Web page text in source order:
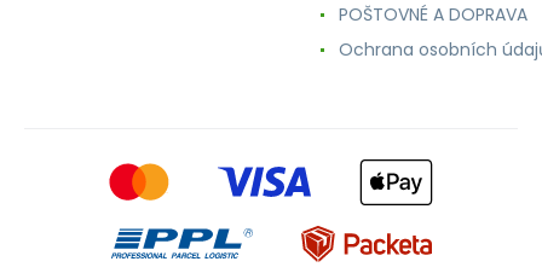
POŠTOVNÉ A DOPRAVA
Ochrana osobních